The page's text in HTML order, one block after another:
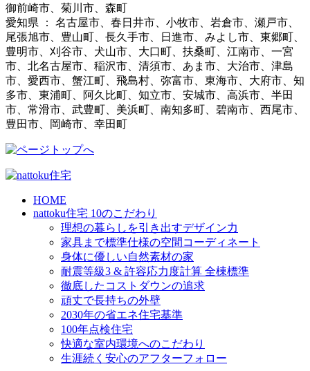
御前崎市、菊川市、森町
愛知県 ： 名古屋市、春日井市、小牧市、岩倉市、瀬戸市、
尾張旭市、豊山町、長久手市、日進市、みよし市、東郷町、
豊明市、刈谷市、犬山市、大口町、扶桑町、江南市、一宮
市、北名古屋市、稲沢市、清須市、あま市、大治市、津島
市、愛西市、蟹江町、飛島村、弥富市、東海市、大府市、知
多市、東浦町、阿久比町、知立市、安城市、高浜市、半田
市、常滑市、武豊町、美浜町、南知多町、碧南市、西尾市、
豊田市、岡崎市、幸田町
HOME
nattoku住宅 10のこだわり
理想の暮らしを引き出すデザイン力
家具まで標準仕様の空間コーディネート
身体に優しい自然素材の家
耐震等級3 & 許容応力度計算 全棟標準
徹底したコストダウンの追求
頑丈で長持ちの外壁
2030年の省エネ住宅基準
100年点検住宅
快適な室内環境へのこだわり
生涯続く安心のアフターフォロー